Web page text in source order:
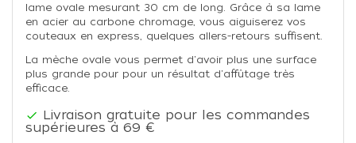
lame ovale mesurant 30 cm de long. Grâce à sa lame
en acier au carbone chromage, vous aiguiserez vos
couteaux en express, quelques allers-retours suffisent.
La mèche ovale vous permet d'avoir plus une surface
plus grande pour pour un résultat d'affûtage très
efficace.
 Livraison gratuite pour les commandes
supérieures à 69 €